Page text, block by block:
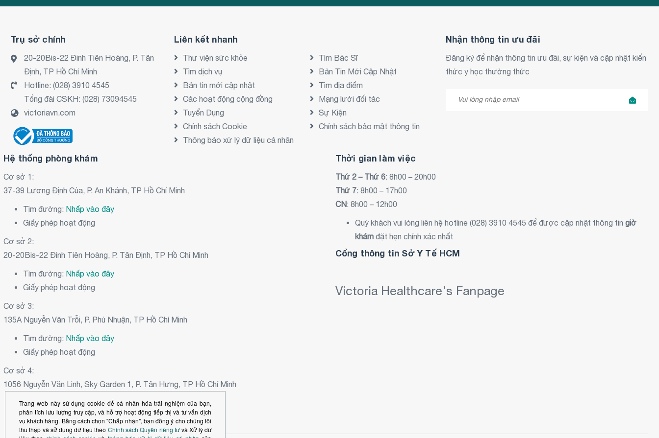
Trụ sở chính
20-20Bis-22 Đinh Tiên Hoàng, P. Tân
Định, TP Hồ Chí Minh
Hotline: (028) 3910 4545
Tổng đài CSKH: (028) 73094545
victoriavn.com
Liên kết nhanh
Thư viện sức khỏe
Tìm Bác Sĩ
Tìm dịch vụ
Bản Tin Mới Cập Nhật
Bản tin mới cập nhật
Tìm địa điểm
Các hoạt động cộng đồng
Mạng lưới đối tác
Tuyển Dụng
Sự Kiện
Chính sách Cookie
Chính sách bảo mật thông tin
Thông báo xử lý dữ liệu cá nhân
Nhận thông tin ưu đãi
Đăng ký để nhận thông tin ưu đãi, sự kiện và cập nhật kiến
thức y học thường thức
Hệ thống phòng khám
Cơ sở 1:
37-39 Lương Định Của, P. An Khánh, TP Hồ Chí Minh
Tìm đường: Nhấp vào đây
Giấy phép hoạt động
Cơ sở 2:
20-20Bis-22 Đinh Tiên Hoàng, P. Tân Định, TP Hồ Chí Minh
Tìm đường: Nhấp vào đây
Giấy phép hoạt động
Cơ sở 3:
135A Nguyễn Văn Trỗi, P. Phú Nhuận, TP Hồ Chí Minh
Tìm đường: Nhấp vào đây
Giấy phép hoạt động
Cơ sở 4:
1056 Nguyễn Văn Linh, Sky Garden 1, P. Tân Hưng, TP Hồ Chí Minh
Tìm đường:Nhấp vào đây
Giấy phép hoạt động
Thời gian làm việc
Thứ 2 – Thứ 6: 8h00 – 20h00
Thứ 7: 8h00 – 17h00
CN: 8h00 – 12h00
Quý khách vui lòng liên hệ hotline (028) 3910 4545 để được cập nhật thông tin giờ
khám đặt hẹn chính xác nhất
Cổng thông tin Sở Y Tế HCM
Victoria Healthcare's Fanpage
Trang web này sử dụng cookie để cá nhân hóa trải nghiệm của bạn,
phân tích lưu lượng truy cập, và hỗ trợ hoạt động tiếp thị và tư vấn dịch
vụ khách hàng. Bằng cách chọn "Chấp nhận", bạn đồng ý cho chúng tôi
thu thập và sử dụng dữ liệu theo Chính sách Quyền riêng tưvà Xử lý dữ